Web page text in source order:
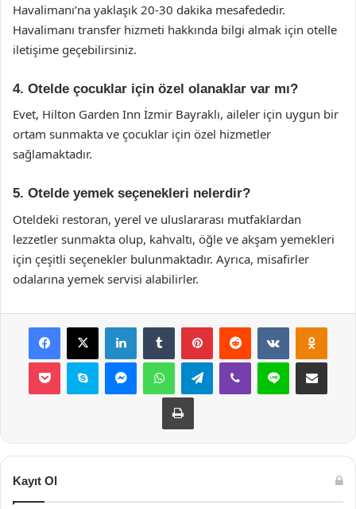
Havalimanı’na yaklaşık 20-30 dakika mesafededir.
Havalimanı transfer hizmeti hakkında bilgi almak için otelle
iletişime geçebilirsiniz.
4. Otelde çocuklar için özel olanaklar var mı?
Evet, Hilton Garden Inn İzmir Bayraklı, aileler için uygun bir
ortam sunmakta ve çocuklar için özel hizmetler
sağlamaktadır.
5. Otelde yemek seçenekleri nelerdir?
Oteldeki restoran, yerel ve uluslararası mutfaklardan
lezzetler sunmakta olup, kahvaltı, öğle ve akşam yemekleri
için çeşitli seçenekler bulunmaktadır. Ayrıca, misafirler
odalarına yemek servisi alabilirler.
Facebook
X LinkedInTumblr PinterestReddit VKontakte
Pocket Skype MessengerWhatsAppTelegramViber Line E-Posta ile
Yazdır
Kayıt Ol